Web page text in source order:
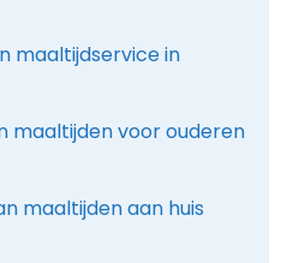
maaltijdservice in
maaltijden voor ouderen
maaltijden aan huis